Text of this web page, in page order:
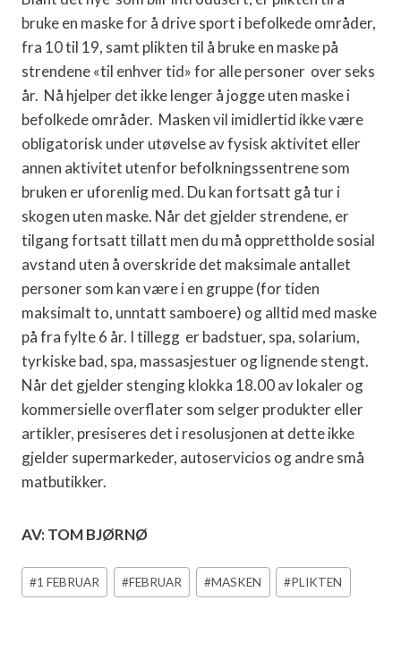
bruke en maske for å drive sport i befolkede områder,
fra 10 til 19, samt plikten til å bruke en maske på
strendene «til enhver tid» for alle personer over seks
år. Nå hjelper det ikke lenger å jogge uten maske i
befolkede områder. Masken vil imidlertid ikke være
obligatorisk under utøvelse av fysisk aktivitet eller
annen aktivitet utenfor befolkningssentrene som
bruken er uforenlig med. Du kan fortsatt gå tur i
skogen uten maske. Når det gjelder strendene, er
tilgang fortsatt tillatt men du må opprettholde sosial
avstand uten å overskride det maksimale antallet
personer som kan være i en gruppe (for tiden
maksimalt to, unntatt samboere) og alltid med maske
på fra fylte 6 år. I tillegg er badstuer, spa, solarium,
tyrkiske bad, spa, massasjestuer og lignende stengt.
Når det gjelder stenging klokka 18.00 av lokaler og
kommersielle overflater som selger produkter eller
artikler, presiseres det i resolusjonen at dette ikke
gjelder supermarkeder, autoservicios og andre små
matbutikker.
AV: TOM BJØRNØ
Post
Tags:
#1 FEBRUAR #FEBRUAR #MASKEN #PLIKTEN